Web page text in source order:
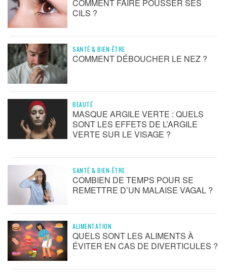
COMMENT FAIRE POUSSER SES
CILS ?
SANTÉ & BIEN-ÊTRE
COMMENT DÉBOUCHER LE NEZ ?
BEAUTÉ
MASQUE ARGILE VERTE : QUELS
SONT LES EFFETS DE L’ARGILE
VERTE SUR LE VISAGE ?
SANTÉ & BIEN-ÊTRE
COMBIEN DE TEMPS POUR SE
REMETTRE D’UN MALAISE VAGAL ?
ALIMENTATION
QUELS SONT LES ALIMENTS À
ÉVITER EN CAS DE DIVERTICULES ?